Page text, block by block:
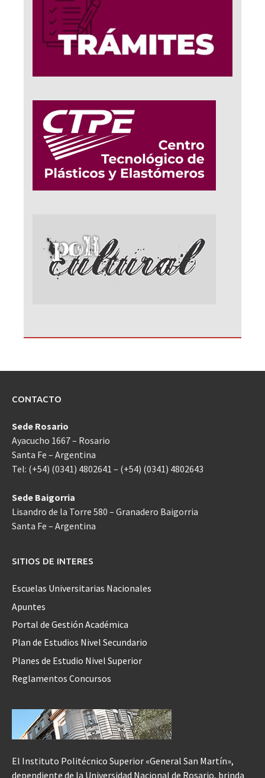
CONTACTO
Sede Rosario
Ayacucho 1667 – Rosario
Santa Fe – Argentina
Tel: (+54) (0341) 4802641 – (+54) (0341) 4802643
Sede Baigorria
Lisandro de la Torre 580 – Granadero Baigorria
Santa Fe – Argentina
SITIOS DE INTERES
Escuelas Universitarias Nacionales
Apuntes
Portal de Gestión Académica
Plan de Estudios Nivel Secundario
Planes de Estudio Nivel Superior
Reglamentos Concursos
El Instituto Politécnico Superior «General San Martín»,
dependiente de la Universidad Nacional de Rosario, brinda